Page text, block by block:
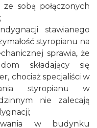
sobą połączonych
stawianego
styropianu na
sprawia, że
składający się
chociaż specjaliści w
styropianu w
nie zalecają
w budynku